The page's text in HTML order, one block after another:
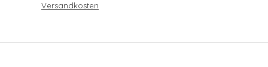
Versandkosten